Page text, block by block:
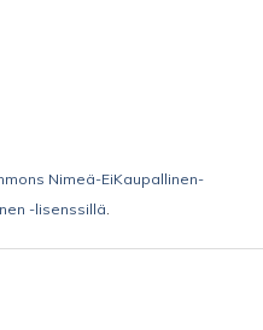
Nimeä-EiKaupallinen-
-lisenssillä.